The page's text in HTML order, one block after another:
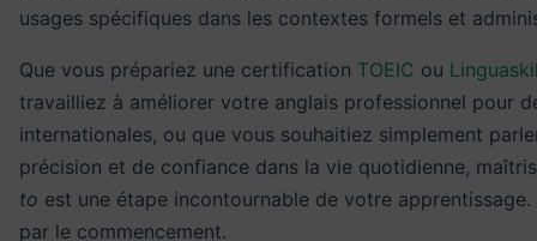
usages spécifiques dans les contextes formels et
Que vous prépariez une certification TOEIC ou
travailliez à améliorer votre anglais professionnel pour
internationales, ou que vous souhaitiez simplement
précision et de confiance dans la vie quotidienne,
to est une étape incontournable de votre apprentissage.
par le commencement.